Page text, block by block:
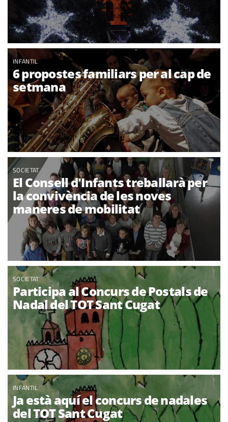
INFANTIL
6 propostes familiars per al cap de
setmana
SOCIETAT
El Consell d'Infants treballarà per
la convivència de les noves
maneres de mobilitat
SOCIETAT
Participa al Concurs de Postals de
Nadal del TOT Sant Cugat
INFANTIL
Ja està aquí el concurs de nadales
del TOT Sant Cugat